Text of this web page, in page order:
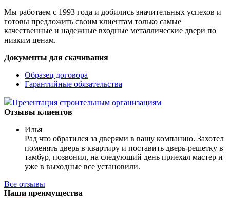
Мы работаем с 1993 года и добились значительных успехов и
готовы предложить своим клиентам только самые
качественные и надежные входные металлические двери по
низким ценам.
Документы для скачивания
Образец договора
Гарантийные обязательства
Презентация строительным организациям
Отзывы клиентов
Илья
Рад что обратился за дверями в вашу компанию. Захотел
поменять дверь в квартиру и поставить дверь-решетку в
тамбур, позвонил, на следующий день приехал мастер и
уже в выходные все установили.
Все отзывы
Наши преимущества